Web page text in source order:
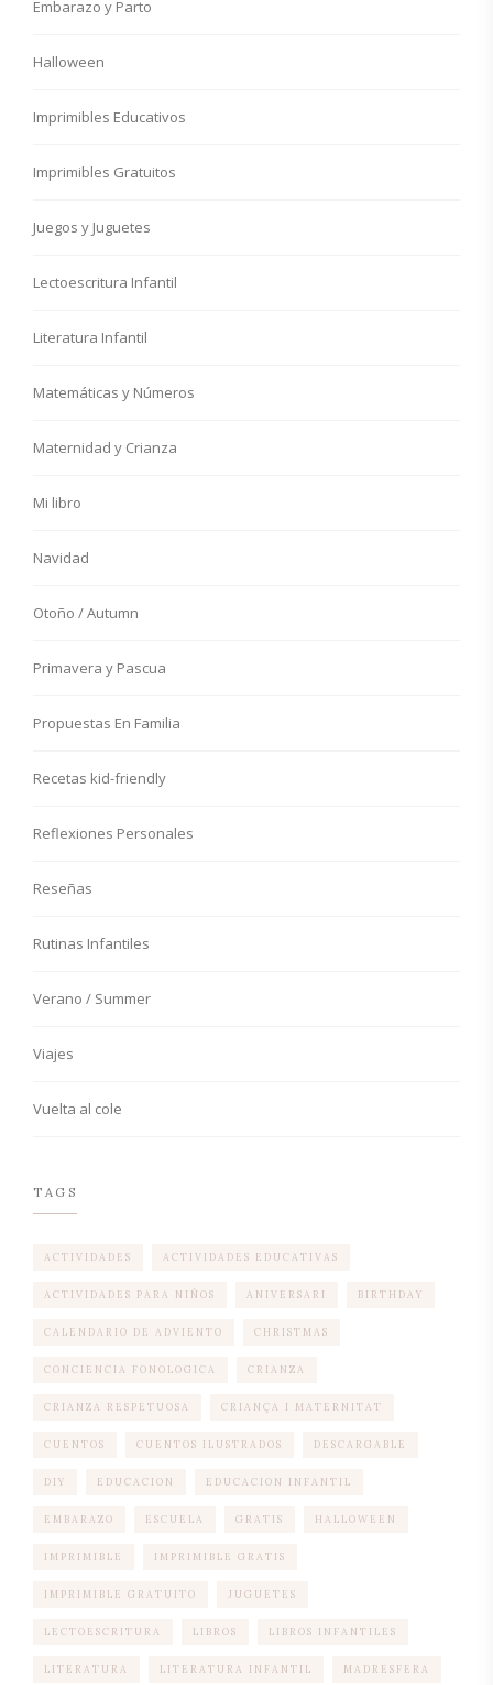
Embarazo y Parto
Halloween
Imprimibles Educativos
Imprimibles Gratuitos
Juegos y Juguetes
Lectoescritura Infantil
Literatura Infantil
Matemáticas y Números
Maternidad y Crianza
Mi libro
Navidad
Otoño / Autumn
Primavera y Pascua
Propuestas En Familia
Recetas kid-friendly
Reflexiones Personales
Reseñas
Rutinas Infantiles
Verano / Summer
Viajes
Vuelta al cole
TAGS
ACTIVIDADES ACTIVIDADES EDUCATIVAS
ACTIVIDADES PARA NIÑOS ANIVERSARI BIRTHDAY
CALENDARIO DE ADVIENTO CHRISTMAS
CONCIENCIA FONOLOGICA CRIANZA
CRIANZA RESPETUOSA CRIANÇA I MATERNITAT
CUENTOS CUENTOS ILUSTRADOS DESCARGABLE
DIY EDUCACION EDUCACION INFANTIL
EMBARAZO ESCUELA GRATIS HALLOWEEN
IMPRIMIBLE IMPRIMIBLE GRATIS
IMPRIMIBLE GRATUITO JUGUETES
LECTOESCRITURA LIBROS LIBROS INFANTILES
LITERATURA LITERATURA INFANTIL MADRESFERA